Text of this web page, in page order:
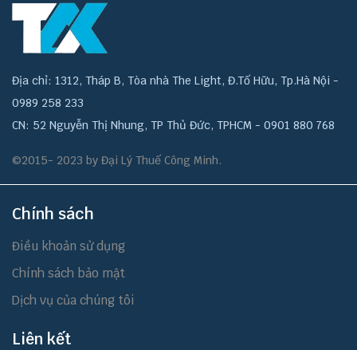
Địa chỉ: 1312, Tháp B, Tòa nhà The Light, Đ.Tố Hữu, Tp.Hà Nội -
0989 258 233
CN: 52 Nguyễn Thị Nhung, TP Thủ Đức, TPHCM - 0901 880 768
©2015- 2023 by Đại Lý Thuế Công Minh.
Chính sách
Điều khoản sử dụng
Chính sách bảo mật
Dịch vụ của chúng tôi
Liên kết